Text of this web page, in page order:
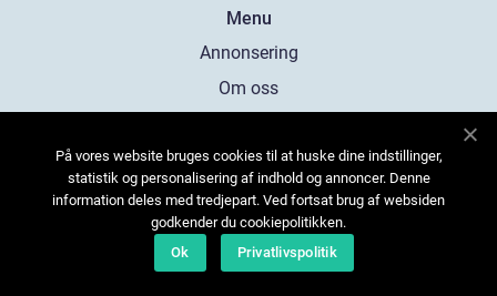
Menu
Annonsering
Om oss
Kontakta oss
Sitemap
På vores website bruges cookies til at huske dine indstillinger,
statistik og personalisering af indhold og annoncer. Denne
information deles med tredjepart. Ved fortsat brug af websiden
godkender du cookiepolitikken.
Ok
Privatlivspolitik